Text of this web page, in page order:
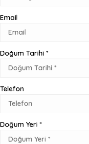
Email
Doğum Tarihi *
Telefon
Doğum Yeri *